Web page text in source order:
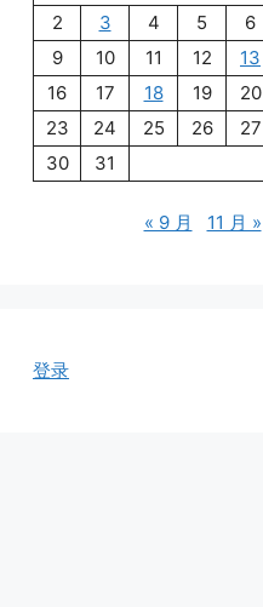
2
3 4 5 6
9
10 11 12 13
16
17 18 19 20
23
24 25 26 27
30
31
« 9 月 11 月 »
登录